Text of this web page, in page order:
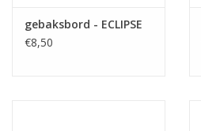
Merken
gebaksbord - ECLIPSE
€8,50